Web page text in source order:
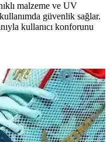
malzeme ve UV
güvenlik sağlar.
kullanıcı konforunu